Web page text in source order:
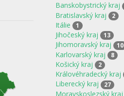
Banskobystrický kraj
Bratislavský kraj 2
Itálie 1
Jihočeský kraj 13
Jihomoravský kraj 10
Karlovarský kraj 8
Košický kraj 2
Královéhradecký kraj
Liberecký kraj 27
Moravskoslezský kraj